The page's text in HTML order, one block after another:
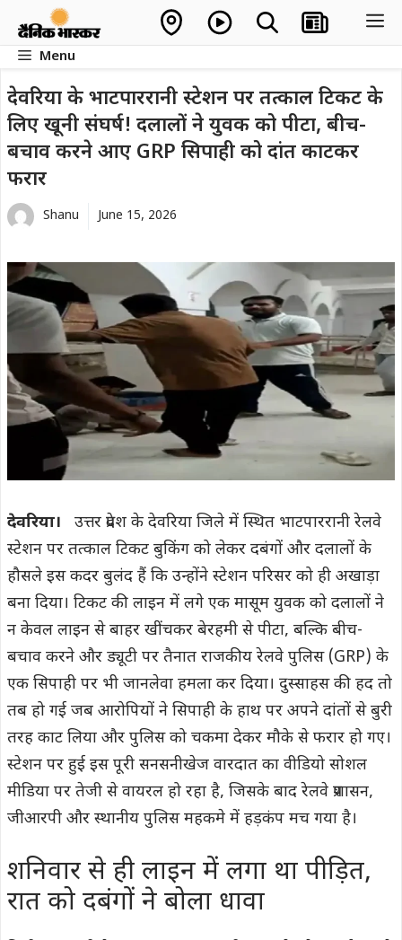
contentMenu
देवरिया के भाटपाररानी स्टेशन पर तत्काल टिकट के
लिए खूनी संघर्ष! दलालों ने युवक को पीटा, बीच-
बचाव करने आए GRP सिपाही को दांत काटकर
फरार
Shanu June 15, 2026
देवरिया। उत्तर प्रदेश के देवरिया जिले में स्थित भाटपाररानी रेलवे
स्टेशन पर तत्काल टिकट बुकिंग को लेकर दबंगों और दलालों के
हौसले इस कदर बुलंद हैं कि उन्होंने स्टेशन परिसर को ही अखाड़ा
बना दिया। टिकट की लाइन में लगे एक मासूम युवक को दलालों ने
न केवल लाइन से बाहर खींचकर बेरहमी से पीटा, बल्कि बीच-
बचाव करने और ड्यूटी पर तैनात राजकीय रेलवे पुलिस (GRP) के
एक सिपाही पर भी जानलेवा हमला कर दिया। दुस्साहस की हद तो
तब हो गई जब आरोपियों ने सिपाही के हाथ पर अपने दांतों से बुरी
तरह काट लिया और पुलिस को चकमा देकर मौके से फरार हो गए।
स्टेशन पर हुई इस पूरी सनसनीखेज वारदात का वीडियो सोशल
मीडिया पर तेजी से वायरल हो रहा है, जिसके बाद रेलवे प्रशासन,
जीआरपी और स्थानीय पुलिस महकमे में हड़कंप मच गया है।
शनिवार से ही लाइन में लगा था पीड़ित,
रात को दबंगों ने बोला धावा